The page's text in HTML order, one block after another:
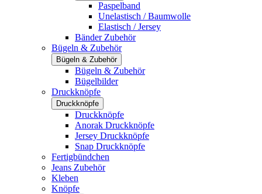
Paspelband
Unelastisch / Baumwolle
Elastisch / Jersey
Bänder Zubehör
Bügeln & Zubehör
Bügeln & Zubehör
Bügeln & Zubehör
Bügelbilder
Druckknöpfe
Druckknöpfe
Druckknöpfe
Anorak Druckknöpfe
Jersey Druckknöpfe
Snap Druckknöpfe
Fertigbündchen
Jeans Zubehör
Kleben
Knöpfe